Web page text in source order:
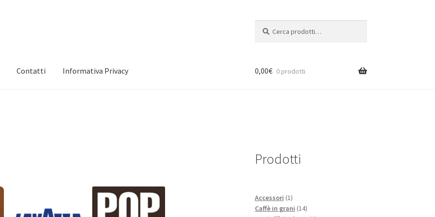
Contatti Informativa Privacy 0,00€ 0 prodotti
Prodotti
Accessori 11
prodotto
Caffè in grani 1414